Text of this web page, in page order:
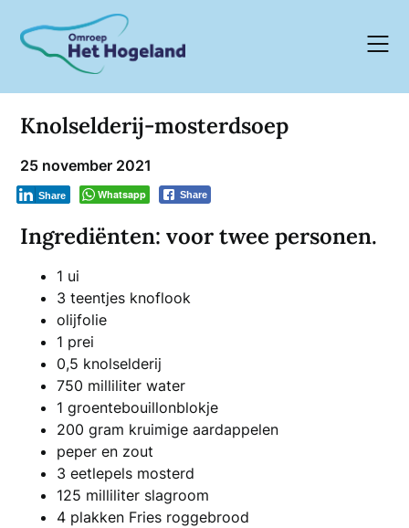
content
Knolselderij-mosterdsoep
25 november 2021
Whatsapp Share
Share
Ingrediënten: voor twee personen.
1 ui
3 teentjes knoflook
olijfolie
1 prei
0,5 knolselderij
750 milliliter water
1 groentebouillonblokje
200 gram kruimige aardappelen
peper en zout
3 eetlepels mosterd
125 milliliter slagroom
4 plakken Fries roggebrood